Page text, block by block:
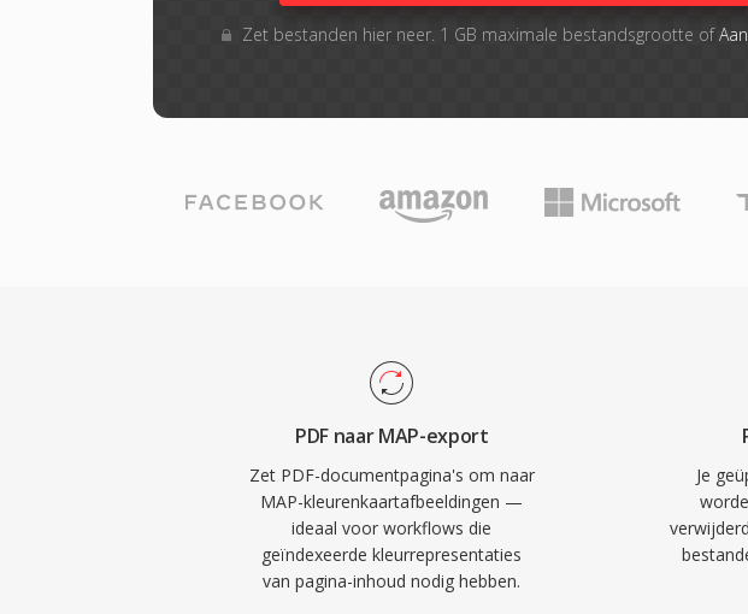
Zet bestanden hier neer. 1 GB maximale bestandsgrootte of
PDF naar MAP-export
Zet PDF-documentpagina's om naar
MAP-kleurenkaartafbeeldingen —
ideaal voor workflows die
geïndexeerde kleurrepresentaties
van pagina-inhoud nodig hebben.
Je